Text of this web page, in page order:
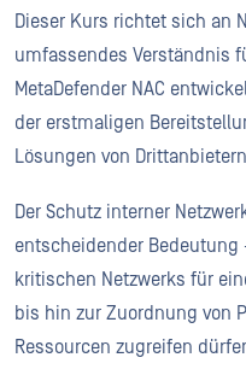
Dieser Kurs richtet sich an
umfassendes Verständnis
MetaDefender NAC
der erstmaligen
Lösungen von
Der Schutz interner
entscheidender Bedeutung
kritischen Netzwerks für
bis hin zur Zuordnung von
Ressourcen zugreifen